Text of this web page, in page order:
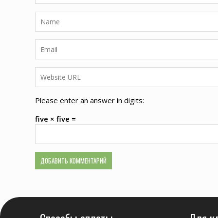
Please enter an answer in digits:
five × five =